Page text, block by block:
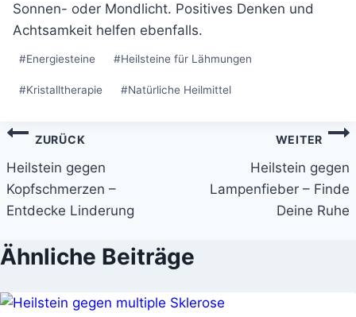
Sonnen- oder Mondlicht. Positives Denken und
Achtsamkeit helfen ebenfalls.
Schlagworte:
#Energiesteine #Heilsteine für Lähmungen
#Kristalltherapie #Natürliche Heilmittel
Beitragsnavigation
ZURÜCK
Heilstein gegen
Kopfschmerzen –
Entdecke Linderung
WEITER
Heilstein gegen
Lampenfieber – Finde
Deine Ruhe
Ähnliche Beiträge